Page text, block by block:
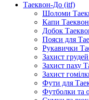
Таеквон-До (itf)
Шоломи
Капи
Добок
Пояси для
Рукавички
Захист
Захист паху
Захист
Фути для
Футболки та